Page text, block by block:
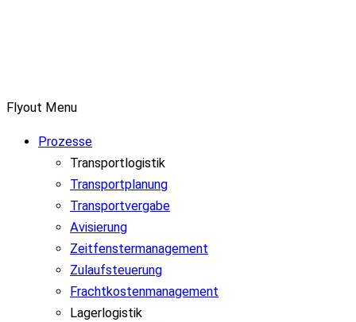
Flyout Menu
Prozesse
Transportlogistik
Transportplanung
Transportvergabe
Avisierung
Zeitfenstermanagement
Zulaufsteuerung
Frachtkostenmanagement
Lagerlogistik